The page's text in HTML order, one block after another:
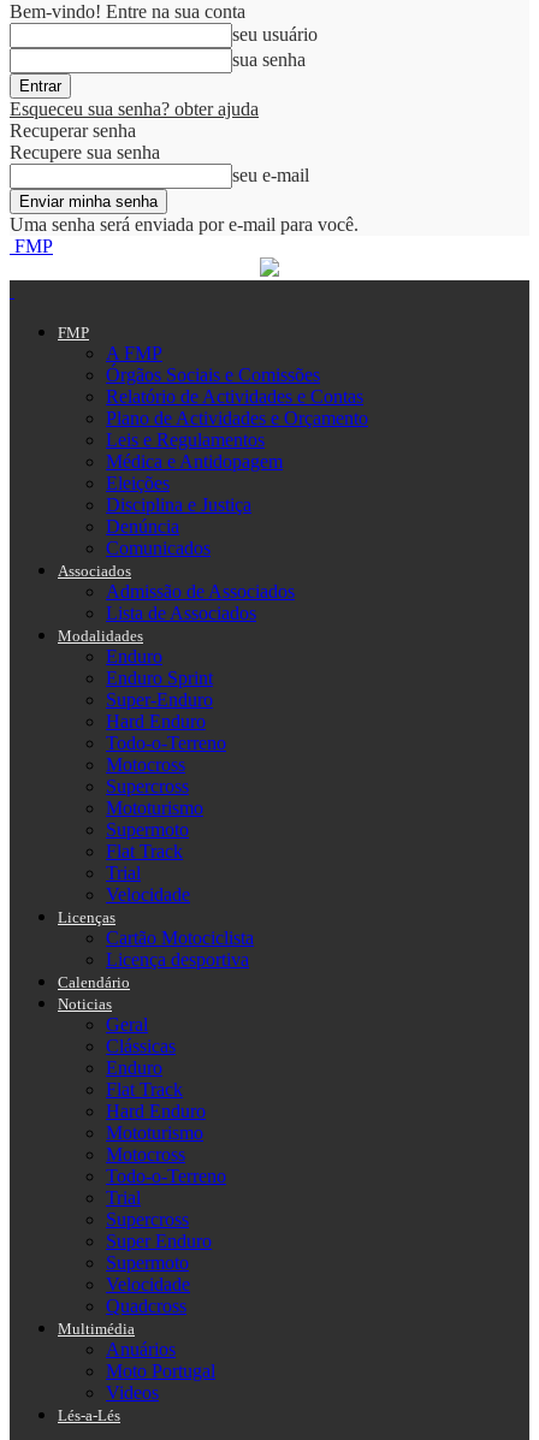
Bem-vindo! Entre na sua conta
seu usuário
sua senha
Esqueceu sua senha? obter ajuda
Recuperar senha
Recupere sua senha
seu e-mail
Uma senha será enviada por e-mail para você.
FMP
FMP
A FMP
Órgãos Sociais e Comissões
Relatório de Actividades e Contas
Plano de Actividades e Orçamento
Leis e Regulamentos
Médica e Antidopagem
Eleições
Disciplina e Justiça
Denúncia
Comunicados
Associados
Admissão de Associados
Lista de Associados
Modalidades
Enduro
Enduro Sprint
Super-Enduro
Hard Enduro
Todo-o-Terreno
Motocross
Supercross
Mototurismo
Supermoto
Flat Track
Trial
Velocidade
Licenças
Cartão Motociclista
Licença desportiva
Calendário
Noticias
Geral
Clássicas
Enduro
Flat Track
Hard Enduro
Mototurismo
Motocross
Todo-o-Terreno
Trial
Supercross
Super Enduro
Supermoto
Velocidade
Quadcross
Multimédia
Anuários
Moto Portugal
Videos
Lés-a-Lés